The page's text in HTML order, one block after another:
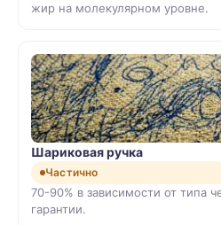
жир на молекулярном уровне.
Шариковая ручка
Частично
70-90% в зависимости от типа
гарантии.